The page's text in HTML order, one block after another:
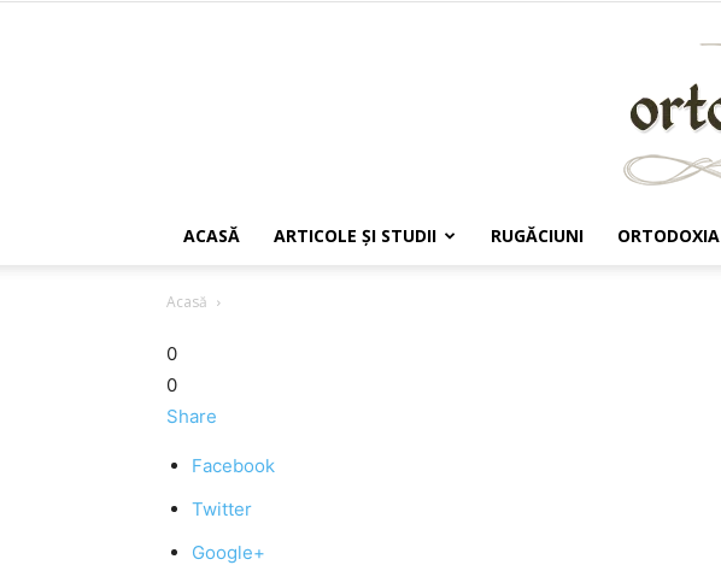
ACASĂ ARTICOLE ŞI STUDII RUGĂCIUNI ORTODOXIA
Acasă
0
0
Share
Facebook
Twitter
Google+